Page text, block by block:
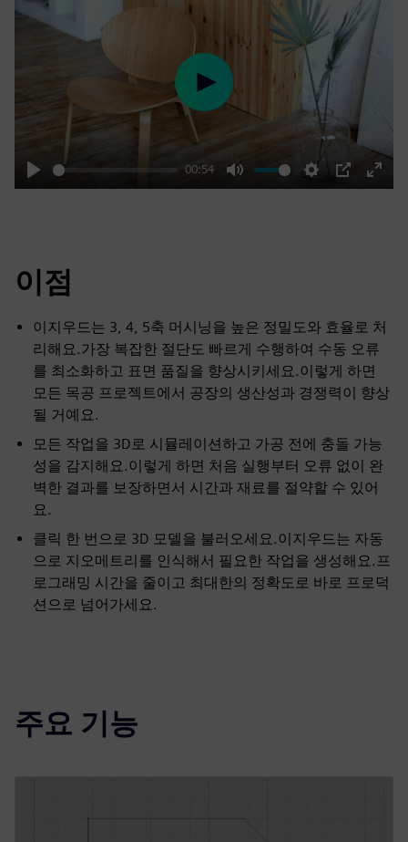
Play
00:54
Mute Settings
PIP
Enter
Play
이점
이지우드는 3, 4, 5축 머시닝을 높은 정밀도와 효율로 처
리해요.가장 복잡한 절단도 빠르게 수행하여 수동 오류
를 최소화하고 표면 품질을 향상시키세요.이렇게 하면
모든 목공 프로젝트에서 공장의 생산성과 경쟁력이 향상
될 거예요.
모든 작업을 3D로 시뮬레이션하고 가공 전에 충돌 가능
성을 감지해요.이렇게 하면 처음 실행부터 오류 없이 완
벽한 결과를 보장하면서 시간과 재료를 절약할 수 있어
요.
클릭 한 번으로 3D 모델을 불러오세요.이지우드는 자동
으로 지오메트리를 인식해서 필요한 작업을 생성해요.프
로그래밍 시간을 줄이고 최대한의 정확도로 바로 프로덕
션으로 넘어가세요.
주요 기능